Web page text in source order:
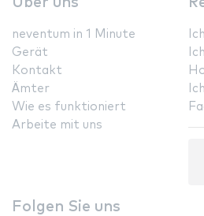
neventum in 1 Minute
Gerät
Kontakt
Ämter
Wie es funktioniert
Arbeite mit uns
Folgen Sie uns